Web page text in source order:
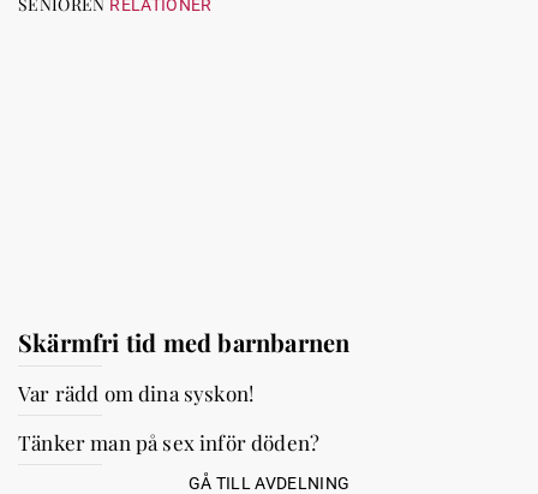
RELATIONER
Skärmfri tid med barnbarnen
Var rädd om dina syskon!
Tänker man på sex inför döden?
GÅ TILL AVDELNING